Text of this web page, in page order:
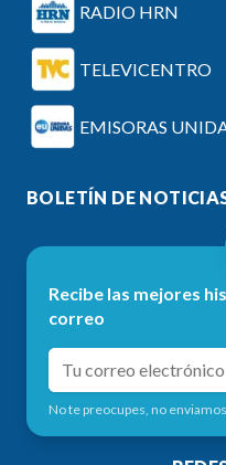
RADIO HRN
TELEVICENTRO
EMISORAS
BOLETÍN DE
Recibe las mejores
correo
No te preocupes, no